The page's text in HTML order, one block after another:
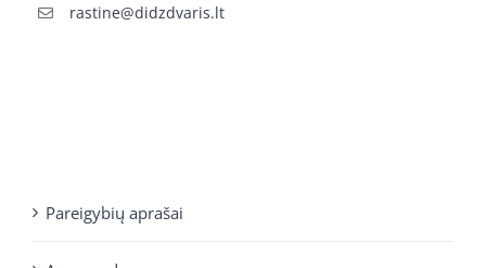
rastine@didzdvaris.lt
Pareigybių aprašai